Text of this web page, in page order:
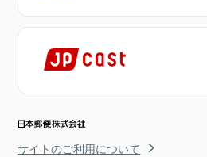
サイトのご利用について